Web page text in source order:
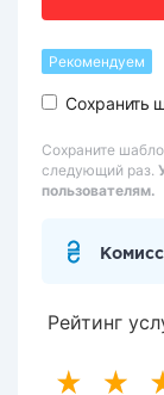
Рекомендуем
Сохранить
Сохраните
следующий раз.
пользователям.
Рейтинг